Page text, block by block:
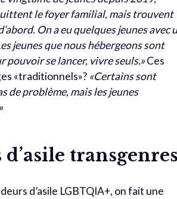
le foyer familial, mais trouvent
On a eu quelques jeunes avec
jeunes que nous hébergeons sont
se lancer, vivre seuls.»Ces
«traditionnels»? «Certains sont
de problème, mais les jeunes
d’asile LGBTQIA+, on fait une